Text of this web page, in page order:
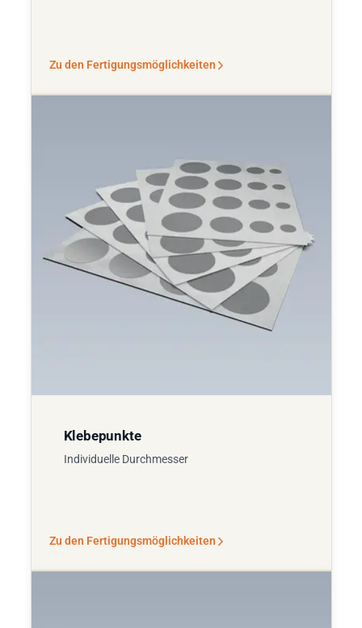
Zu den Fertigungsmöglichkeiten
Klebepunkte
Individuelle Durchmesser
Zu den Fertigungsmöglichkeiten